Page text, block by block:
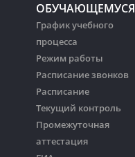
ОБУЧАЮЩЕМУСЯ
График учебного
процесса
Режим работы
Расписание звонков
Расписание
Текущий контроль
Промежуточная
аттестация